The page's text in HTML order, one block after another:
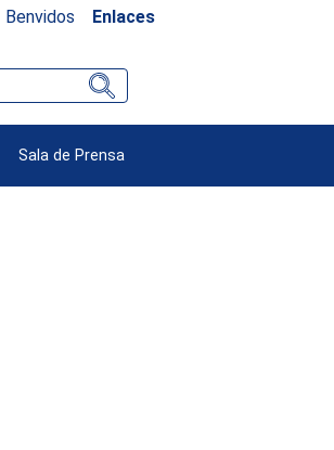
Benvidos Enlaces
Sala de Prensa